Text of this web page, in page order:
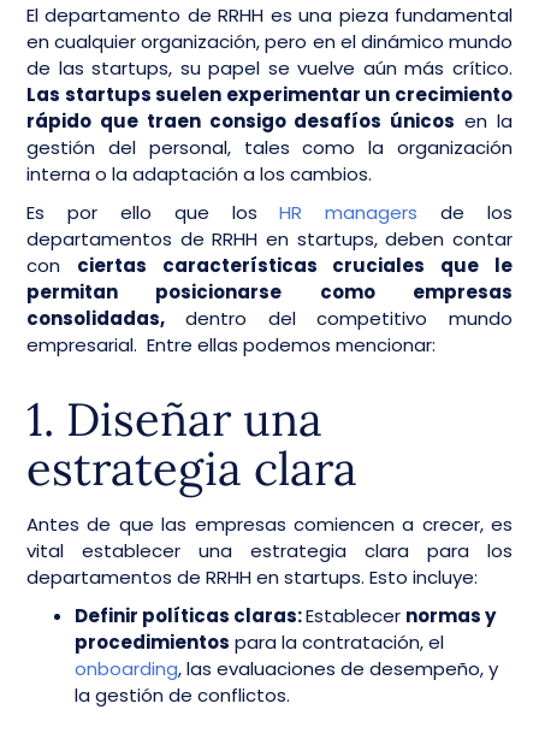
El departamento de RRHH es una pieza fundamental
en cualquier organización, pero en el dinámico mundo
de las startups, su papel se vuelve aún más crítico.
Las startups suelen experimentar un crecimiento
rápido que traen consigo desafíos únicos en la
gestión del personal, tales como la organización
interna o la adaptación a los cambios.
Es por ello que los HR managers de los
departamentos de RRHH en startups, deben contar
con ciertas características cruciales que le
permitan posicionarse como empresas
consolidadas, dentro del competitivo mundo
empresarial. Entre ellas podemos mencionar:
1. Diseñar una
estrategia clara
Antes de que las empresas comiencen a crecer, es
vital establecer una estrategia clara para los
departamentos de RRHH en startups. Esto incluye:
Definir políticas claras:Establecer normas y
procedimientos para la contratación, el
onboarding, las evaluaciones de desempeño, y
la gestión de conflictos.